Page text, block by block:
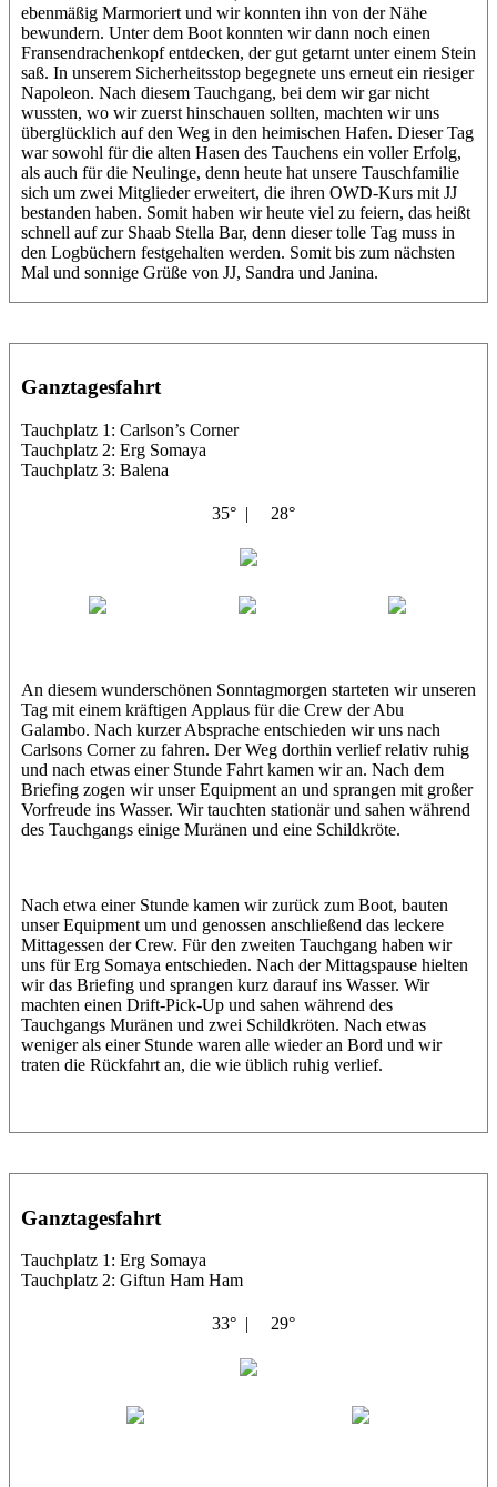
ebenmäßig Marmoriert und wir konnten ihn von der Nähe
bewundern. Unter dem Boot konnten wir dann noch einen
Fransendrachenkopf entdecken, der gut getarnt unter einem Stein
saß. In unserem Sicherheitsstop begegnete uns erneut ein riesiger
Napoleon. Nach diesem Tauchgang, bei dem wir gar nicht
wussten, wo wir zuerst hinschauen sollten, machten wir uns
überglücklich auf den Weg in den heimischen Hafen. Dieser Tag
war sowohl für die alten Hasen des Tauchens ein voller Erfolg,
als auch für die Neulinge, denn heute hat unsere Tauschfamilie
sich um zwei Mitglieder erweitert, die ihren OWD-Kurs mit JJ
bestanden haben. Somit haben wir heute viel zu feiern, das heißt
schnell auf zur Shaab Stella Bar, denn dieser tolle Tag muss in
den Logbüchern festgehalten werden. Somit bis zum nächsten
Mal und sonnige Grüße von JJ, Sandra und Janina.
Ganztagesfahrt
Tauchplatz 1: Carlson’s Corner
Tauchplatz 2: Erg Somaya
Tauchplatz 3: Balena
35° | 28°
An diesem wunderschönen Sonntagmorgen starteten wir unseren
Tag mit einem kräftigen Applaus für die Crew der Abu
Galambo. Nach kurzer Absprache entschieden wir uns nach
Carlsons Corner zu fahren. Der Weg dorthin verlief relativ ruhig
und nach etwas einer Stunde Fahrt kamen wir an. Nach dem
Briefing zogen wir unser Equipment an und sprangen mit großer
Vorfreude ins Wasser. Wir tauchten stationär und sahen während
des Tauchgangs einige Muränen und eine Schildkröte.
Nach etwa einer Stunde kamen wir zurück zum Boot, bauten
unser Equipment um und genossen anschließend das leckere
Mittagessen der Crew. Für den zweiten Tauchgang haben wir
uns für Erg Somaya entschieden. Nach der Mittagspause hielten
wir das Briefing und sprangen kurz darauf ins Wasser. Wir
machten einen Drift-Pick-Up und sahen während des
Tauchgangs Muränen und zwei Schildkröten. Nach etwas
weniger als einer Stunde waren alle wieder an Bord und wir
traten die Rückfahrt an, die wie üblich ruhig verlief.
Ganztagesfahrt
Tauchplatz 1: Erg Somaya
Tauchplatz 2: Giftun Ham Ham
33° | 29°